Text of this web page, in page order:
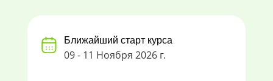
Ближайший старт курса
09 - 11 Ноября 2026 г.